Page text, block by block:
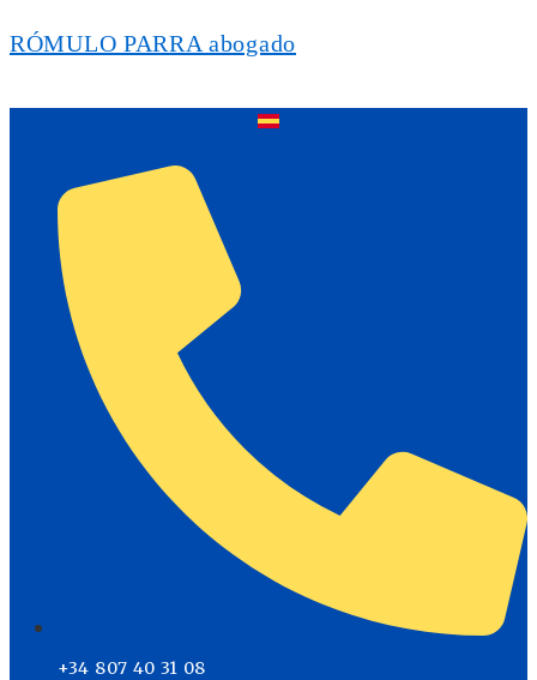
RÓMULO PARRA abogado
+34 807 40 31 08